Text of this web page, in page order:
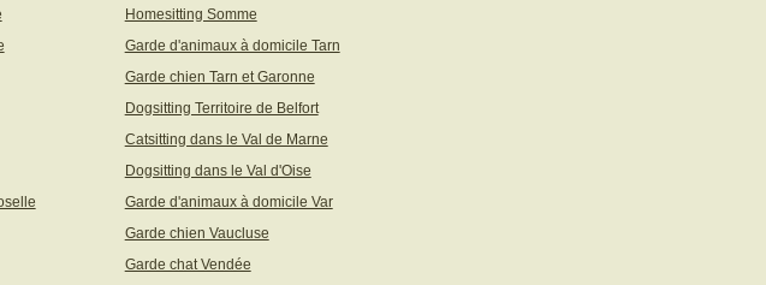
Homesitting Somme
Garde d'animaux à domicile Tarn
Garde chien Tarn et Garonne
Dogsitting Territoire de Belfort
Catsitting dans le Val de Marne
Dogsitting dans le Val d'Oise
Garde d'animaux à domicile Var
Garde chien Vaucluse
Garde chat Vendée